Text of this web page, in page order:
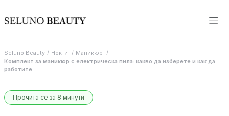
Seluno Beauty Нокти
Маникюр
Комплект за маникюр с електрическа пила: какво да изберете и как да
работите
Прочита се за 8 минути